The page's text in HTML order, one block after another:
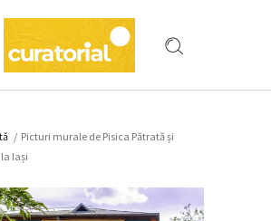
/ Picturi murale de Pisica Pătrată și
Iași